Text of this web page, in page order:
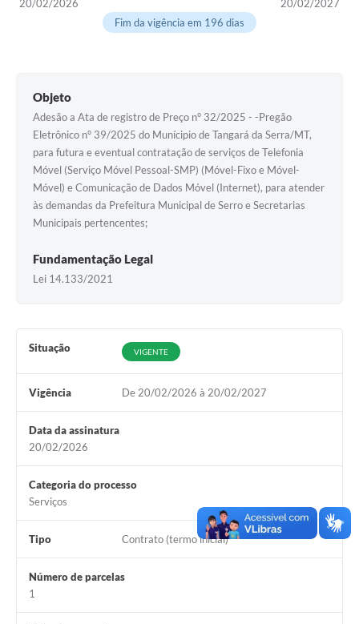
Horário - Linhas Municipais de Coletivos
Emissão de Contracheque
Chamamento Público
Convênios
Arquivos para Download
Covid -19 em Serro
Audiências Públicas
Galeria de Fotos
Telefones Úteis
Diário Oficial
Ouvidoria Municipal
Notícias
20/02/2026
20/02/2027
Fim da vigência em 196 dias
Objeto
Adesão a Ata de registro de Preço n° 32/2025 - -Pregão
Eletrônico n° 39/2025 do Munícipio de Tangará da Serra/MT,
para futura e eventual contratação de serviços de Telefonia
Móvel (Serviço Móvel Pessoal-SMP) (Móvel-Fixo e Móvel-
Móvel) e Comunicação de Dados Móvel (Internet), para atender
às demandas da Prefeitura Municipal de Serro e Secretarias
Municipais pertencentes;
Fundamentação Legal
Lei 14.133/2021
Situação VIGENTE
Vigência De 20/02/2026 à 20/02/2027
Data da assinatura
20/02/2026
Categoria do processo
Serviços
Tipo Contrato (termo inicial)
Número de parcelas
1